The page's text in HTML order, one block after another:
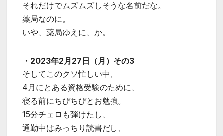
それだけでムズムズしそうな名前だな。
薬局なのに。
いや、薬局ゆえに、か。
・2023年2月27日（月）その3
そしてこのクソ忙しい中、
4月にとある資格受験のために、
寝る前にちびちびとお勉強。
15分チェロも弾けたし、
通勤中はみっちり読書だし、